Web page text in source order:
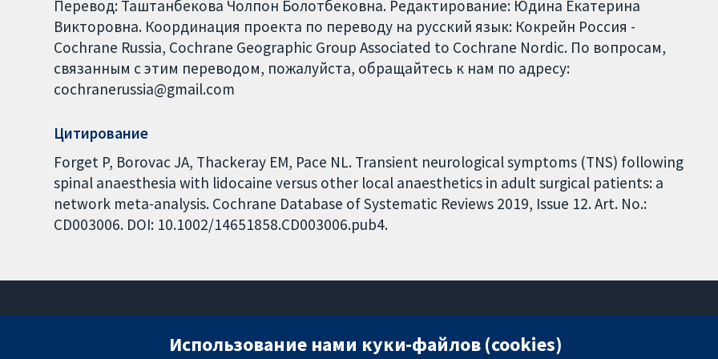
Перевод: Таштанбекова Чолпон Болотбековна. Редактирование: Юдина Екатерина
Викторовна. Координация проекта по переводу на русский язык: Кокрейн Россия -
Cochrane Russia, Cochrane Geographic Group Associated to Cochrane Nordic. По вопросам,
связанным с этим переводом, пожалуйста, обращайтесь к нам по адресу:
cochranerussia@gmail.com
Цитирование
Forget P, Borovac JA, Thackeray EM, Pace NL. Transient neurological symptoms (TNS) following
spinal anaesthesia with lidocaine versus other local anaesthetics in adult surgical patients: a
network meta-analysis. Cochrane Database of Systematic Reviews 2019, Issue 12. Art. No.:
CD003006. DOI: 10.1002/14651858.CD003006.pub4.
11-13 Cavendish Square
Использование нами куки-файлов (cookies)